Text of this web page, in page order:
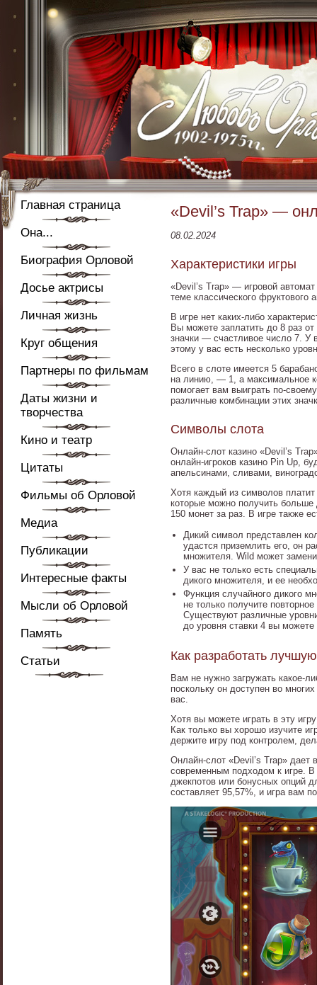
Главная страница
Она...
Биография Орловой
Досье актрисы
Личная жизнь
Круг общения
Партнеры по фильмам
Даты жизни и
творчества
Кино и театр
Цитаты
Фильмы об Орловой
Медиа
Публикации
Интересные факты
Мысли об Орловой
Память
Статьи
«Devil’s Trap» —
08.02.2024
Характеристики игры
«Devil’s Trap» — игровой
теме классического фруктового
В игре нет каких-либо
Вы можете заплатить до 8 раз
значки — счастливое число 7. У
этому у вас есть несколько
Всего в слоте имеется 5
на линию, — 1, а максимальное
помогает вам выиграть по-
различные комбинации этих
Символы слота
Онлайн-слот казино «Devil’s
онлайн-игроков казино Pin Up,
апельсинами, сливами,
Хотя каждый из символов платит
которые можно получить больше
150 монет за раз. В игре также
Дикий символ представлен
удастся приземлить его, он
множителя. Wild может
У вас не только есть
дикого множителя, и ее
Функция случайного дикого
не только получите
Существуют различные
до уровня ставки 4 вы
Как разработать
Вам не нужно загружать какое-
поскольку он доступен во
вас.
Хотя вы можете играть в эту
Как только вы хорошо изучите
держите игру под контролем,
Онлайн-слот «Devil’s Trap»
современным подходом к игре. В
джекпотов или бонусных опций
составляет 95,57%, и игра вам